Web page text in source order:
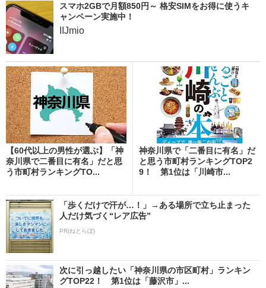
スマホ2GBで月額850円～ 格安SIMをお得に使うキ
ャンペーン実施中！
IIJmio
【60代以上の男性が選ぶ】「神
奈川県で二番目に有名」だと思
う市町村ランキングTO...
神奈川県で「二番目に有名」だ
と思う市町村ランキングTOP2
9！ 第1位は「川崎市...
「歩くだけで汗が…！」→ある場所で立ち止まった
人だけ気づく“レア広告”
PR(ねとらぼ)
次に引っ越したい「神奈川県の市区町村」ランキン
グTOP22！ 第1位は「藤沢市」...